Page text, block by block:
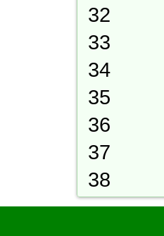
32
33
34
35
36
37
38